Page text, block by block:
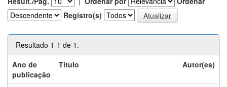
Registro(s)
Resultado 1-1 de 1.
Ano de
publicação
Título Autor(es)